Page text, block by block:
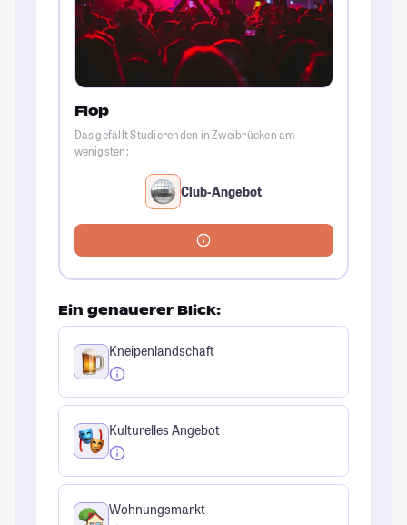
Flop
Das gefällt Studierenden in Zweibrücken am
wenigsten:
Club-Angebot
Ein genauerer Blick:
Kneipenlandschaft
Kulturelles Angebot
Wohnungsmarkt